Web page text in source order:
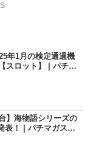
年1月の検定通過機
スロット】 | パチマ
】海物語シリーズの
表！ | パチマガスロ